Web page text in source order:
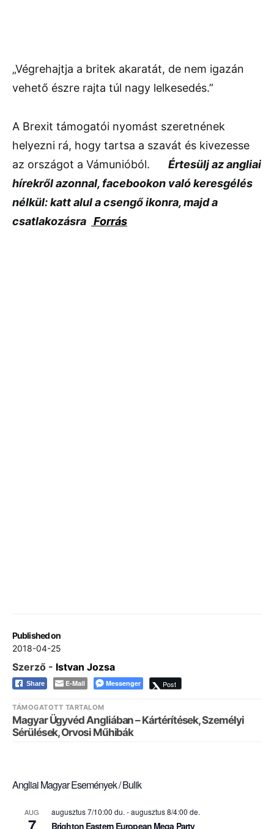
Published on
2018-04-25
„Végrehajtja a britek akaratát, de nem igazán
vehető észre rajta túl nagy lelkesedés.”
A Brexit támogatói nyomást szeretnének
helyezni rá, hogy tartsa a szavát és kivezesse
az országot a Vámunióból. Értesülj az angliai
hírekről azonnal, facebookon való keresgélés
nélkül: katt alul a csengő ikonra, majd a
csatlakozásra Forrás
Szerző - Istvan Jozsa
Share E-Mail Messenger Post
TÁMOGATOTT TARTALOM
Magyar Ügyvéd Angliában – Kártérítések, Személyi
Sérülések, Orvosi Műhibák
Angliai Magyar Események / Bulik
AUG augusztus 7/10:00 du. -augusztus 8/4:00 de.
Brighton Eastern European Mega Party